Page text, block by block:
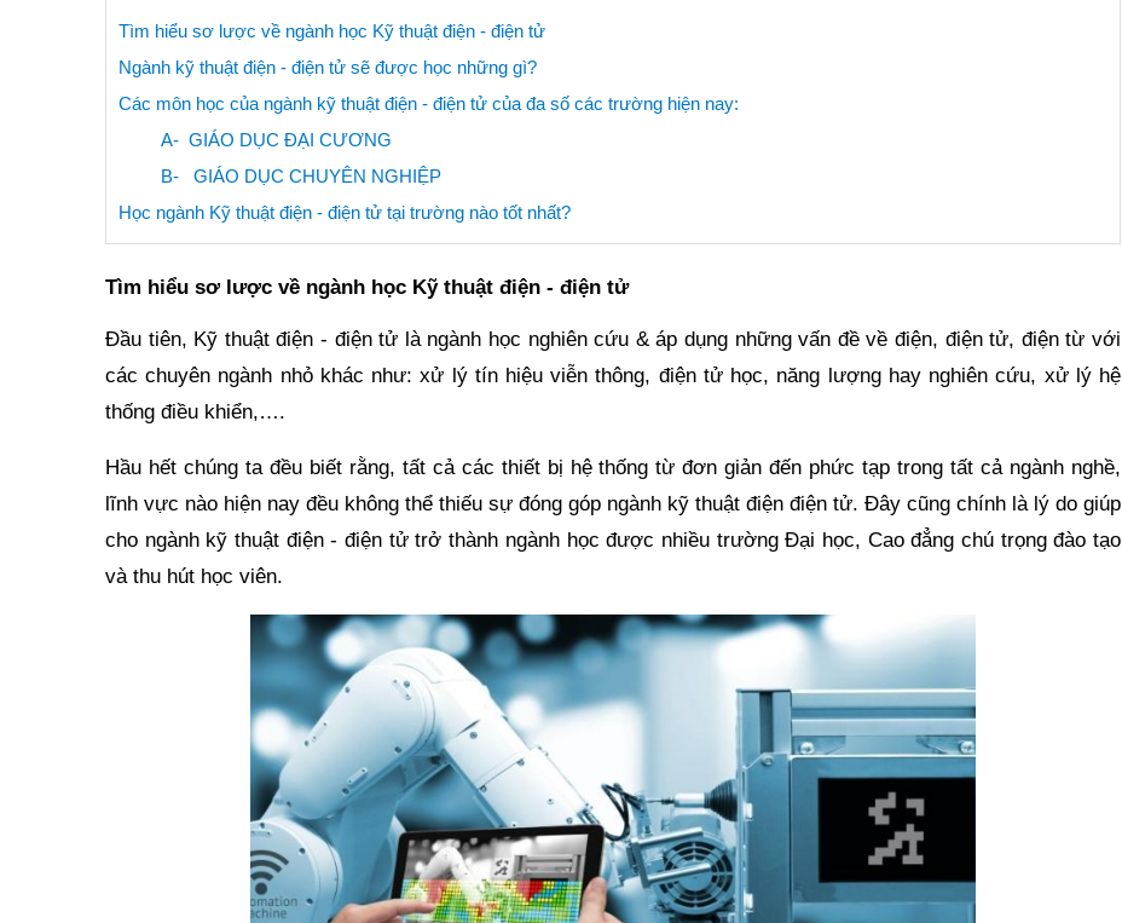
Tìm hiểu sơ lược về ngành học Kỹ thuật điện - điện tử
Ngành kỹ thuật điện - điện tử sẽ được học những gì?
Các môn học của ngành kỹ thuật điện - điện tử của đa số các trường hiện nay:
A- GIÁO DỤC ĐẠI CƯƠNG
B- GIÁO DỤC CHUYÊN NGHIỆP
Học ngành Kỹ thuật điện - điện tử tại trường nào tốt nhất?
Tìm hiểu sơ lược về ngành học Kỹ thuật điện - điện tử
Đầu tiên, Kỹ thuật điện - điện tử là ngành học nghiên cứu & áp dụng những vấn đề về điện, điện tử, điện từ với
các chuyên ngành nhỏ khác như: xử lý tín hiệu viễn thông, điện tử học, năng lượng hay nghiên cứu, xử lý hệ
thống điều khiển,….
Hầu hết chúng ta đều biết rằng, tất cả các thiết bị hệ thống từ đơn giản đến phức tạp trong tất cả ngành nghề,
lĩnh vực nào hiện nay đều không thể thiếu sự đóng góp ngành kỹ thuật điện điện tử. Đây cũng chính là lý do giúp
cho ngành kỹ thuật điện - điện tử trở thành ngành học được nhiều trường Đại học, Cao đẳng chú trọng đào tạo
và thu hút học viên.